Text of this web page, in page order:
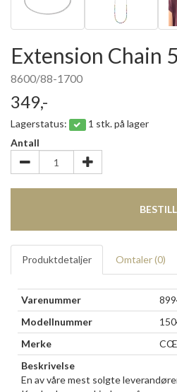
Extension Chain
8600/88-1700
349,-
Lagerstatus:
1 stk. på lager
Antall
BESTILL
Produktdetaljer Omtaler (0)
Varenummer
Modellnummer
Merke
Beskrivelse
En av våre mest solgte